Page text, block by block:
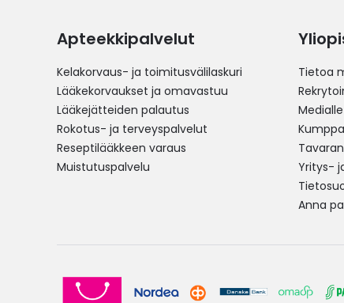
Apteekkipalvelut
Kelakorvaus- ja toimitusvälilaskuri
Lääkekorvaukset ja omavastuu
Lääkejätteiden palautus
Rokotus- ja terveyspalvelut
Reseptilääkkeen varaus
Muistutuspalvelu
Tietoa
Medialle
Yritys-
Anna